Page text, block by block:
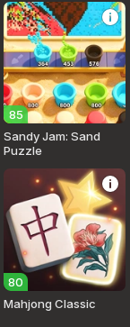
85
Sandy Jam: Sand
Puzzle
80
Mahjong Classic